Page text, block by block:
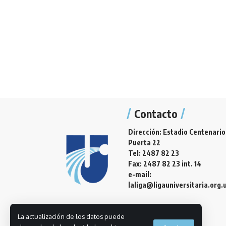
La actualización de los datos puede
Contacto
Dirección: Estadio Centenario
Puerta 22
Tel: 2487 82 23
Fax: 2487 82 23 int. 14
e-mail: